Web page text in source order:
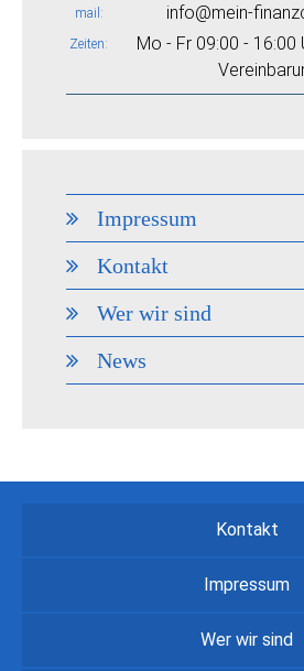
mail info@mein-
Zeiten
Mo - Fr 09:00 - 16:00
Impressum
Kontakt
Wer wir sind
News
Kontakt
Impressum
Wer wir sind